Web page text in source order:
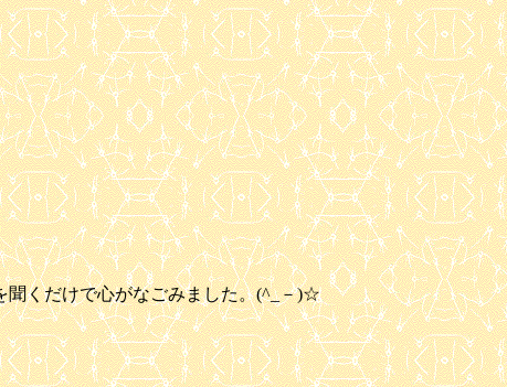
聞くだけで心がなごみました。(^_－)☆